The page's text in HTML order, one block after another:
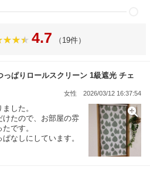
4.7 （19件）
っぱりロールスクリーン 1級遮光 チェ
女性 2026/03/12 16:37:54
した。
たので、お部屋の雰
です。
なしにしています。